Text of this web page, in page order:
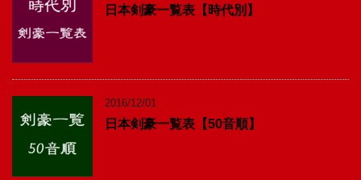
日本剣豪一覧表【時代別】
2016/12/01
日本剣豪一覧表【50音順】